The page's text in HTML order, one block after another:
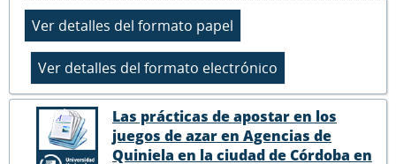
Las prácticas de apostar en los
juegos de azar en Agencias de
Quiniela en la ciudad de Córdoba en